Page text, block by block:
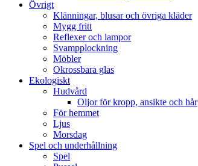
Övrigt
Klänningar, blusar och övriga kläder
Mygg fritt
Reflexer och lampor
Svampplockning
Möbler
Okrossbara glas
Ekologiskt
Hudvård
Oljor för kropp, ansikte och hår
För hemmet
Ljus
Morsdag
Spel och underhållning
Spel